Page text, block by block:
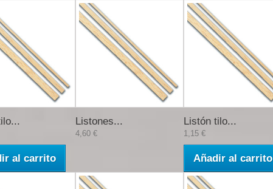
al carrito
Listones...
4,60 €
Listón tilo...
1,15 €
Añadir al carrito